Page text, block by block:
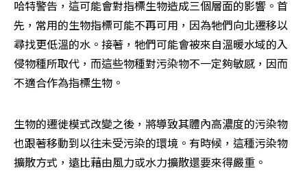
哈特警告，這可能會對指標生物造成三個層面的影響。首
先，常用的生物指標可能不再可用，因為牠們向北遷移以
尋找更低溫的水。接著，牠們可能會被來自溫暖水域的入
侵物種所取代，而這些物種對污染物不一定夠敏感，因而
不適合作為指標生物。
生物的遷徙模式改變之後，將導致其體內高濃度的污染物
也跟著移動到以往未受污染的環境。有時候，這種污染物
擴散方式，遠比藉由風力或水力擴散還要來得嚴重。